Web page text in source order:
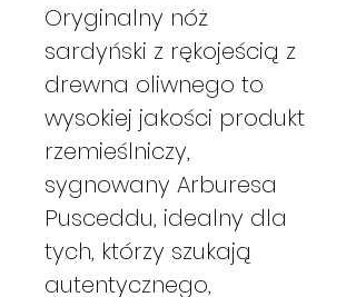
Oryginalny nóż
sardyński z rękojeścią z
drewna oliwnego to
wysokiej jakości produkt
rzemieślniczy,
sygnowany Arburesa
Pusceddu, idealny dla
tych, którzy szukają
autentycznego,